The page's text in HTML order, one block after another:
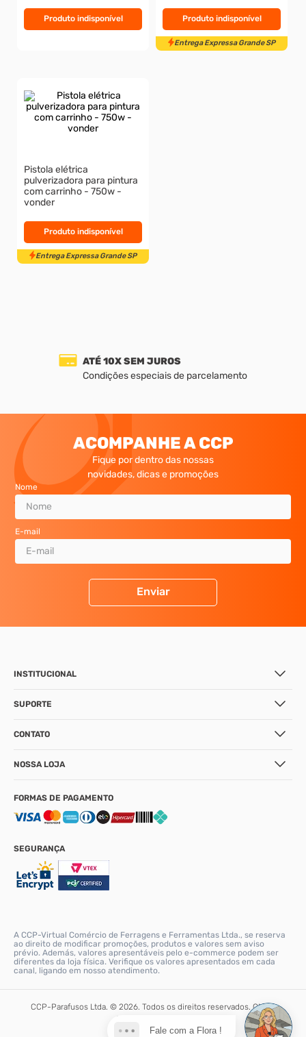
Produto indisponível Produto indisponível
Produto indisponível
Pistola elétrica
pulverizadora para pintura
com carrinho - 750w -
vonder
Entrega Expressa Grande SP
ATÉ 10X SEM JUROS
Condições especiais de parcelamento
ACOMPANHE A CCP
Fique por dentro das nossas
novidades, dicas e promoções
Nome
E-mail
Enviar
INSTITUCIONAL
SUPORTE
CONTATO
NOSSA LOJA
FORMAS DE PAGAMENTO
SEGURANÇA
A CCP-Virtual Comércio de Ferragens e Ferramentas Ltda., se reserva
ao direito de modificar promoções, produtos e valores sem aviso
prévio. Además, valores apresentáveis pelo e-commerce podem ser
diferentes da loja física. Verifique os valores apresentados em cada
canal, ligando em nosso atendimento.
CCP-Parafusos Ltda. © 2026. Todos os direitos reservados. CNPJ:
56.331.671/0001-90
Fale com a Flora !